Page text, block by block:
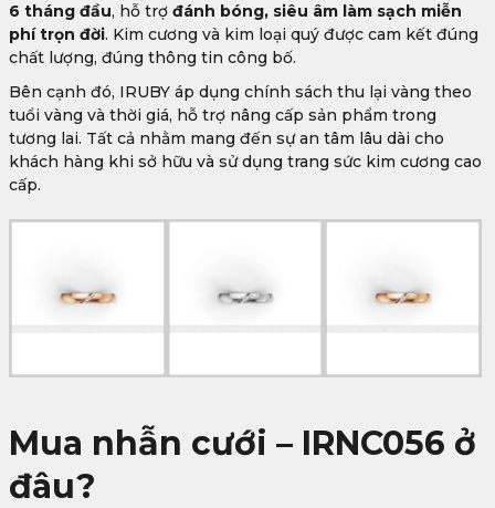
6 tháng đầu, hỗ trợ đánh bóng, siêu âm làm sạch miễn
phí trọn đời. Kim cương và kim loại quý được cam kết đúng
chất lượng, đúng thông tin công bố.
Bên cạnh đó, IRUBY áp dụng chính sách thu lại vàng theo
tuổi vàng và thời giá, hỗ trợ nâng cấp sản phẩm trong
tương lai. Tất cả nhằm mang đến sự an tâm lâu dài cho
khách hàng khi sở hữu và sử dụng trang sức kim cương cao
cấp.
Mua nhẫn cưới – IRNC056 ở
đâu?